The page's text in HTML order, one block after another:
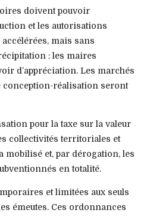
doivent pouvoir
et les autorisations
mais sans
: les maires
d’appréciation. Les marchés
conception-réalisation seront
pour la taxe sur la valeur
collectivités territoriales et
mobilisé et, par dérogation, les
en totalité.
et limitées aux seuls
émeutes. Ces ordonnances